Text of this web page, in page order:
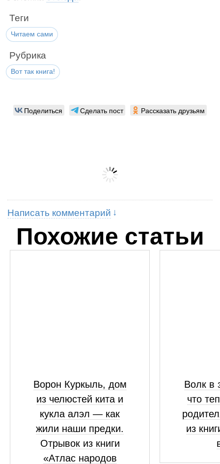
Теги
Читаем сами
Рубрика
Вот так книга!
Поделиться Сделать пост Рассказать друзьям
Написать комментарий
Похожие статьи
Ворон Куркыль, дом
из челюстей кита и
кукла алэл — как
жили наши предки.
Отрывок из книги
«Атлас народов
Волк в
что
из